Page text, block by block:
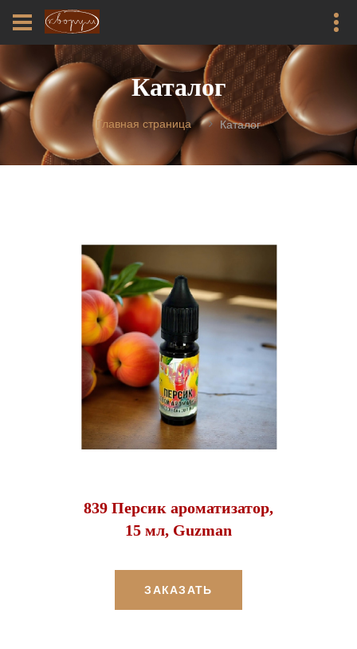
Каталог
Главная страница Каталог
839 Персик ароматизатор,
15 мл, Guzman
ЗАКАЗАТЬ